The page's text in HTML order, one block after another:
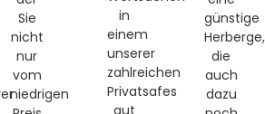
Sie
nicht
nur
vom
niedrigen
in
einem
unserer
zahlreichen
Privatsafes
gut
günstige
Herberge,
die
auch
dazu
noch